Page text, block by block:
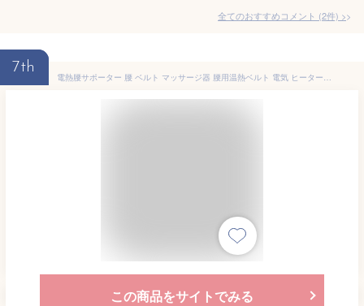
全てのおすすめコメント (2件) >
7th
電熱腰サポーター 腰 ベルト マッサージ器 腰用温熱ベルト 電気 ヒーター 腰マッサージ 腰用 ホットサポーター 腰ケア USB充電式 5段階温度調整 3段階振動調整 1800mAh お腹 温め帯 男女兼用 腰痛 母の日 父の日 ギフト プレゼント 日本語説明書
この商品をサイトでみる